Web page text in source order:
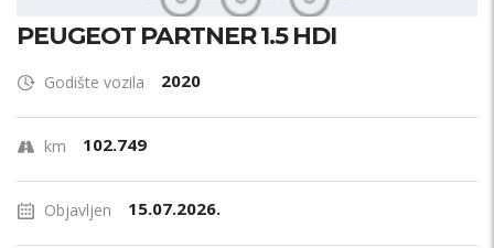
PEUGEOT PARTNER 1.5 HDI
Godište vozila 2020
km 102.749
Objavljen 15.07.2026.